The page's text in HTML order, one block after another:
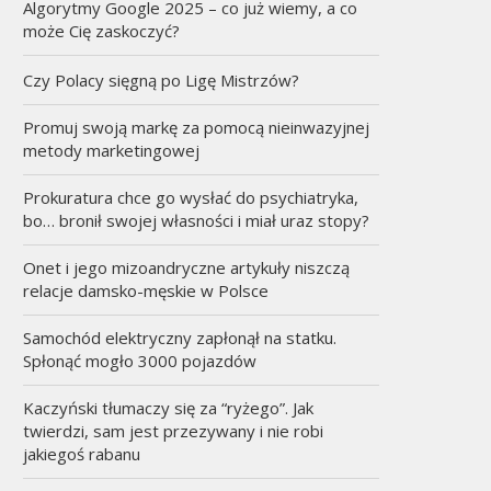
Algorytmy Google 2025 – co już wiemy, a co
może Cię zaskoczyć?
Czy Polacy sięgną po Ligę Mistrzów?
Promuj swoją markę za pomocą nieinwazyjnej
metody marketingowej
Prokuratura chce go wysłać do psychiatryka,
bo… bronił swojej własności i miał uraz stopy?
Onet i jego mizoandryczne artykuły niszczą
relacje damsko-męskie w Polsce
Samochód elektryczny zapłonął na statku.
Spłonąć mogło 3000 pojazdów
Kaczyński tłumaczy się za “ryżego”. Jak
twierdzi, sam jest przezywany i nie robi
jakiegoś rabanu